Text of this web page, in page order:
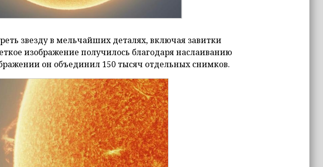
звезду в мельчайших деталях, включая завитки
изображение получилось благодаря наслаиванию
он объединил 150 тысяч отдельных снимков.